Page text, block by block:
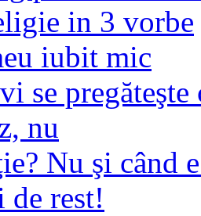
in 3 vorbe
iubit mic
se pregăteşte
nu
Nu şi când
de rest!